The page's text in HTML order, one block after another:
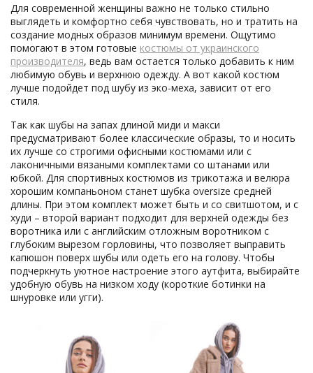
Для современной женщины важно не только стильно
выглядеть и комфортно себя чувствовать, но и тратить на
создание модных образов минимум времени. Ощутимо
помогают в этом готовые костюмы от украинского
производителя, ведь вам остается только добавить к ним
любимую обувь и верхнюю одежду. А вот какой костюм
лучше подойдет под шубу из эко-меха, зависит от его
стиля.
Так как шубы на запах длиной миди и макси
предусматривают более классические образы, то и носить
их лучше со строгими офисными костюмами или с
лаконичными вязаными комплектами со штанами или
юбкой. Для спортивных костюмов из трикотажа и велюра
хорошим компаньоном станет шубка oversize средней
длины. При этом комплект может быть и со свитшотом, и с
худи – второй вариант подходит для верхней одежды без
воротника или с английским отложным воротником с
глубоким вырезом горловины, что позволяет выправить
капюшон поверх шубы или одеть его на голову. Чтобы
подчеркнуть уютное настроение этого аутфита, выбирайте
удобную обувь на низком ходу (короткие ботинки на
шнуровке или угги).